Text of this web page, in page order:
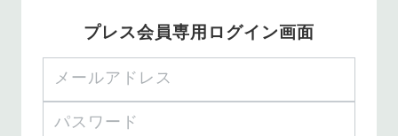
プレス会員専用ログイン画面